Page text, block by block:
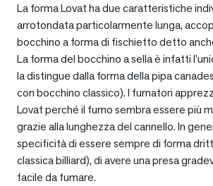
La forma Lovat ha due caratteristiche
arrotondata particolarmente lunga,
bocchino a forma di fischietto detto
La forma del bocchino a sella è infatti
la distingue dalla forma della pipa
con bocchino classico). I fumatori
Lovat perché il fumo sembra essere più
grazie alla lunghezza del cannello. In
specificità di essere sempre di forma
classica billiard), di avere una presa
facile da fumare.